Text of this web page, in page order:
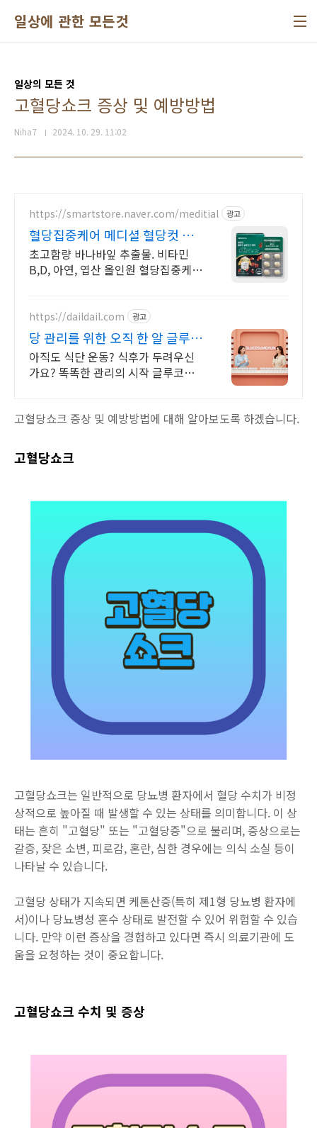
일상에 관한 모든것
일상의 모든 것
고혈당쇼크 증상 및 예방방법
Niha7 2024. 10. 29. 11:02
https://smartstore.naver.com/meditial 광고
혈당집중케어 메디셜 혈당컷 평
점 4.8! 압도적 만족도
초고함량 바나바잎 추출물. 비타민
B,D, 아연, 엽산 올인원 혈당집중케어
https://daildail.com 광고
당 관리를 위한 오직 한 알 글루코
섬균
아직도 식단 운동? 식후가 두려우신
가요? 똑똑한 관리의 시작 글루코섬
고혈당쇼크 증상 및 예방방법에 대해 알아보도록 하겠습니다.
고혈당쇼크
고혈당쇼크는 일반적으로 당뇨병 환자에서 혈당 수치가 비정
상적으로 높아질 때 발생할 수 있는 상태를 의미합니다. 이 상
태는 흔히 "고혈당" 또는 "고혈당증"으로 불리며, 증상으로는
갈증, 잦은 소변, 피로감, 혼란, 심한 경우에는 의식 소실 등이
나타날 수 있습니다.
고혈당 상태가 지속되면 케톤산증(특히 제1형 당뇨병 환자에
서)이나 당뇨병성 혼수 상태로 발전할 수 있어 위험할 수 있습
니다. 만약 이런 증상을 경험하고 있다면 즉시 의료기관에 도
움을 요청하는 것이 중요합니다.
고혈당쇼크 수치 및 증상